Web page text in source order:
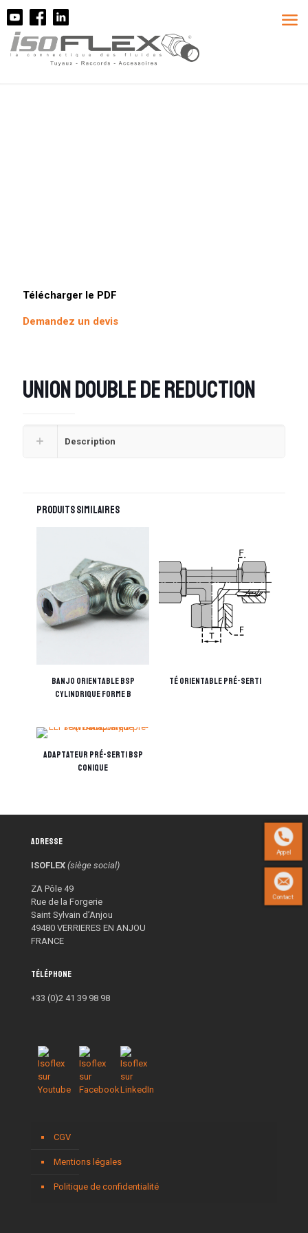
Télécharger le PDF
Demandez un devis
Union double de reduction
Description
Produits similaires
Banjo orientable BSP
Cylindrique Forme B
Té orientable pré-serti
Adaptateur pré-serti BSP
Conique
Adresse
ISOFLEX (siège social)
ZA Pôle 49
Rue de la Forgerie
Saint Sylvain d’Anjou
49480 VERRIERES EN ANJOU
FRANCE
Téléphone
+33 (0)2 41 39 98 98
CGV
Mentions légales
Politique de confidentialité
Appel
Contact